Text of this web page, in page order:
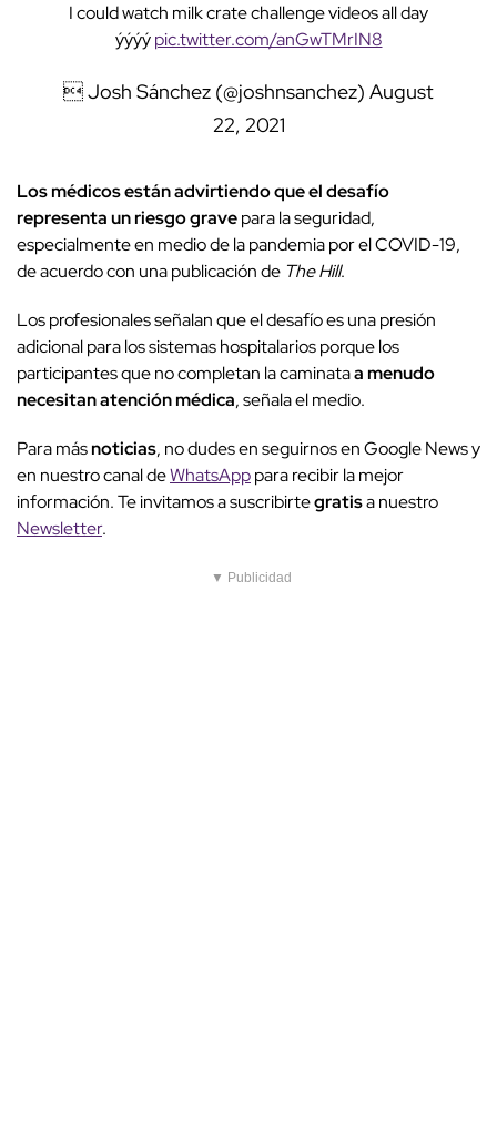
I could watch milk crate challenge videos all day
ýýýýpic.twitter.com/anGwTMrIN8
 Josh Sánchez (@joshnsanchez) August
22, 2021
Los médicos están advirtiendo que el desafío
representa un riesgo gravepara la seguridad,
especialmente en medio de la pandemia por el COVID-19,
de acuerdo con una publicación de The Hill.
Los profesionales señalan que el desafío es una presión
adicional para los sistemas hospitalarios porque los
participantes que no completan la caminataa menudo
necesitan atención médica, señala el medio.
Para másnoticias, no dudes en seguirnos en Google News y
en nuestro canal deWhatsApppara recibir la mejor
información. Te invitamos a suscribirtegratisa nuestro
Newsletter.
▼ Publicidad